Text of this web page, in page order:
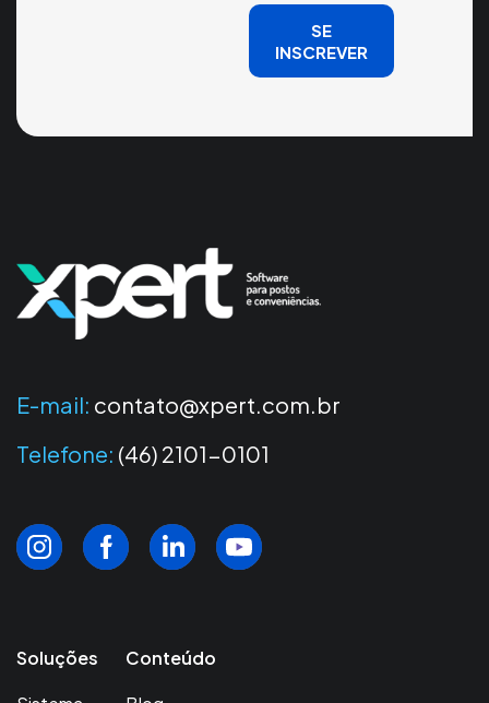
SE
INSCREVER
E-mail: contato@xpert.com.br
Telefone: (46) 2101-0101
Soluções
Conteúdo